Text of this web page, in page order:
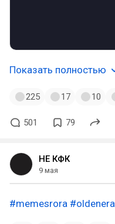
Показать полностью
225 17 10
501 79
НЕ КФК
9 мая
#memesrora #oldenera